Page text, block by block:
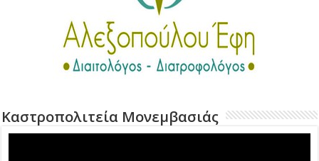
Καστροπολιτεία Μονεμβασιάς